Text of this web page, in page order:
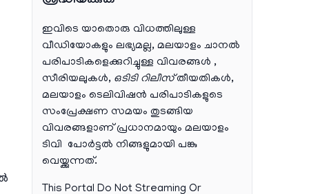
ഇവിടെ യാതൊരു വിധത്തിലുള്ള
വീഡിയോകളും ലഭ്യമല്ല, മലയാളം ചാനല്‍
പരിപാടികളെക്കുറിച്ചുള്ള വിവരങ്ങള്‍ ,
സീരിയലുകള്‍, ഒടിടി റിലീസ്തീയതികള്‍,
മലയാളം ടെലിവിഷന്‍ പരിപാടികളുടെ
സംപ്രേക്ഷണ സമയം തുടങ്ങിയ
വിവരങ്ങളാണ് പ്രധാനമായും മലയാളം
ടിവി പോര്‍ട്ടല്‍ നിങ്ങളുമായി പങ്കു
വെയ്ക്കുന്നത്.
This Portal Do Not Streaming Or